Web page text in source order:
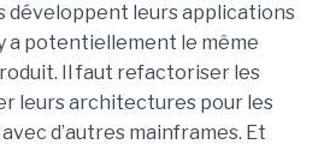
développent leurs applications
a potentiellement le même
Il faut refactoriser les
leurs architectures pour les
d’autres mainframes. Et